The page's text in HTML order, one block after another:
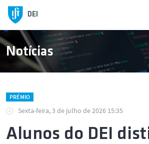
DEI
Notícias
PRÉMIO
Sexta-feira, 3 de julho de 2026 15:35
Alunos do DEI